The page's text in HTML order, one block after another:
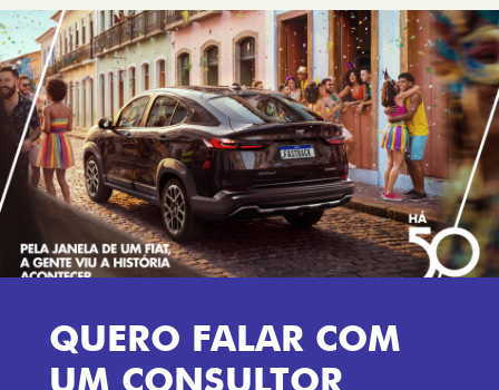
QUERO FALAR COM
UM CONSULTOR